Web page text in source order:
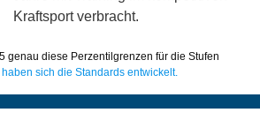
Kraftsport verbracht.
genau diese Perzentilgrenzen für die Stufen
haben sich die Standards entwickelt.